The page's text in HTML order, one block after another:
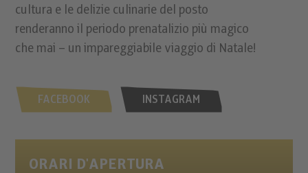
ORARI D'APERTURA
cultura e le delizie culinarie del posto
renderanno il periodo prenatalizio più magico
che mai – un impareggiabile viaggio di Natale!
FACEBOOK INSTAGRAM